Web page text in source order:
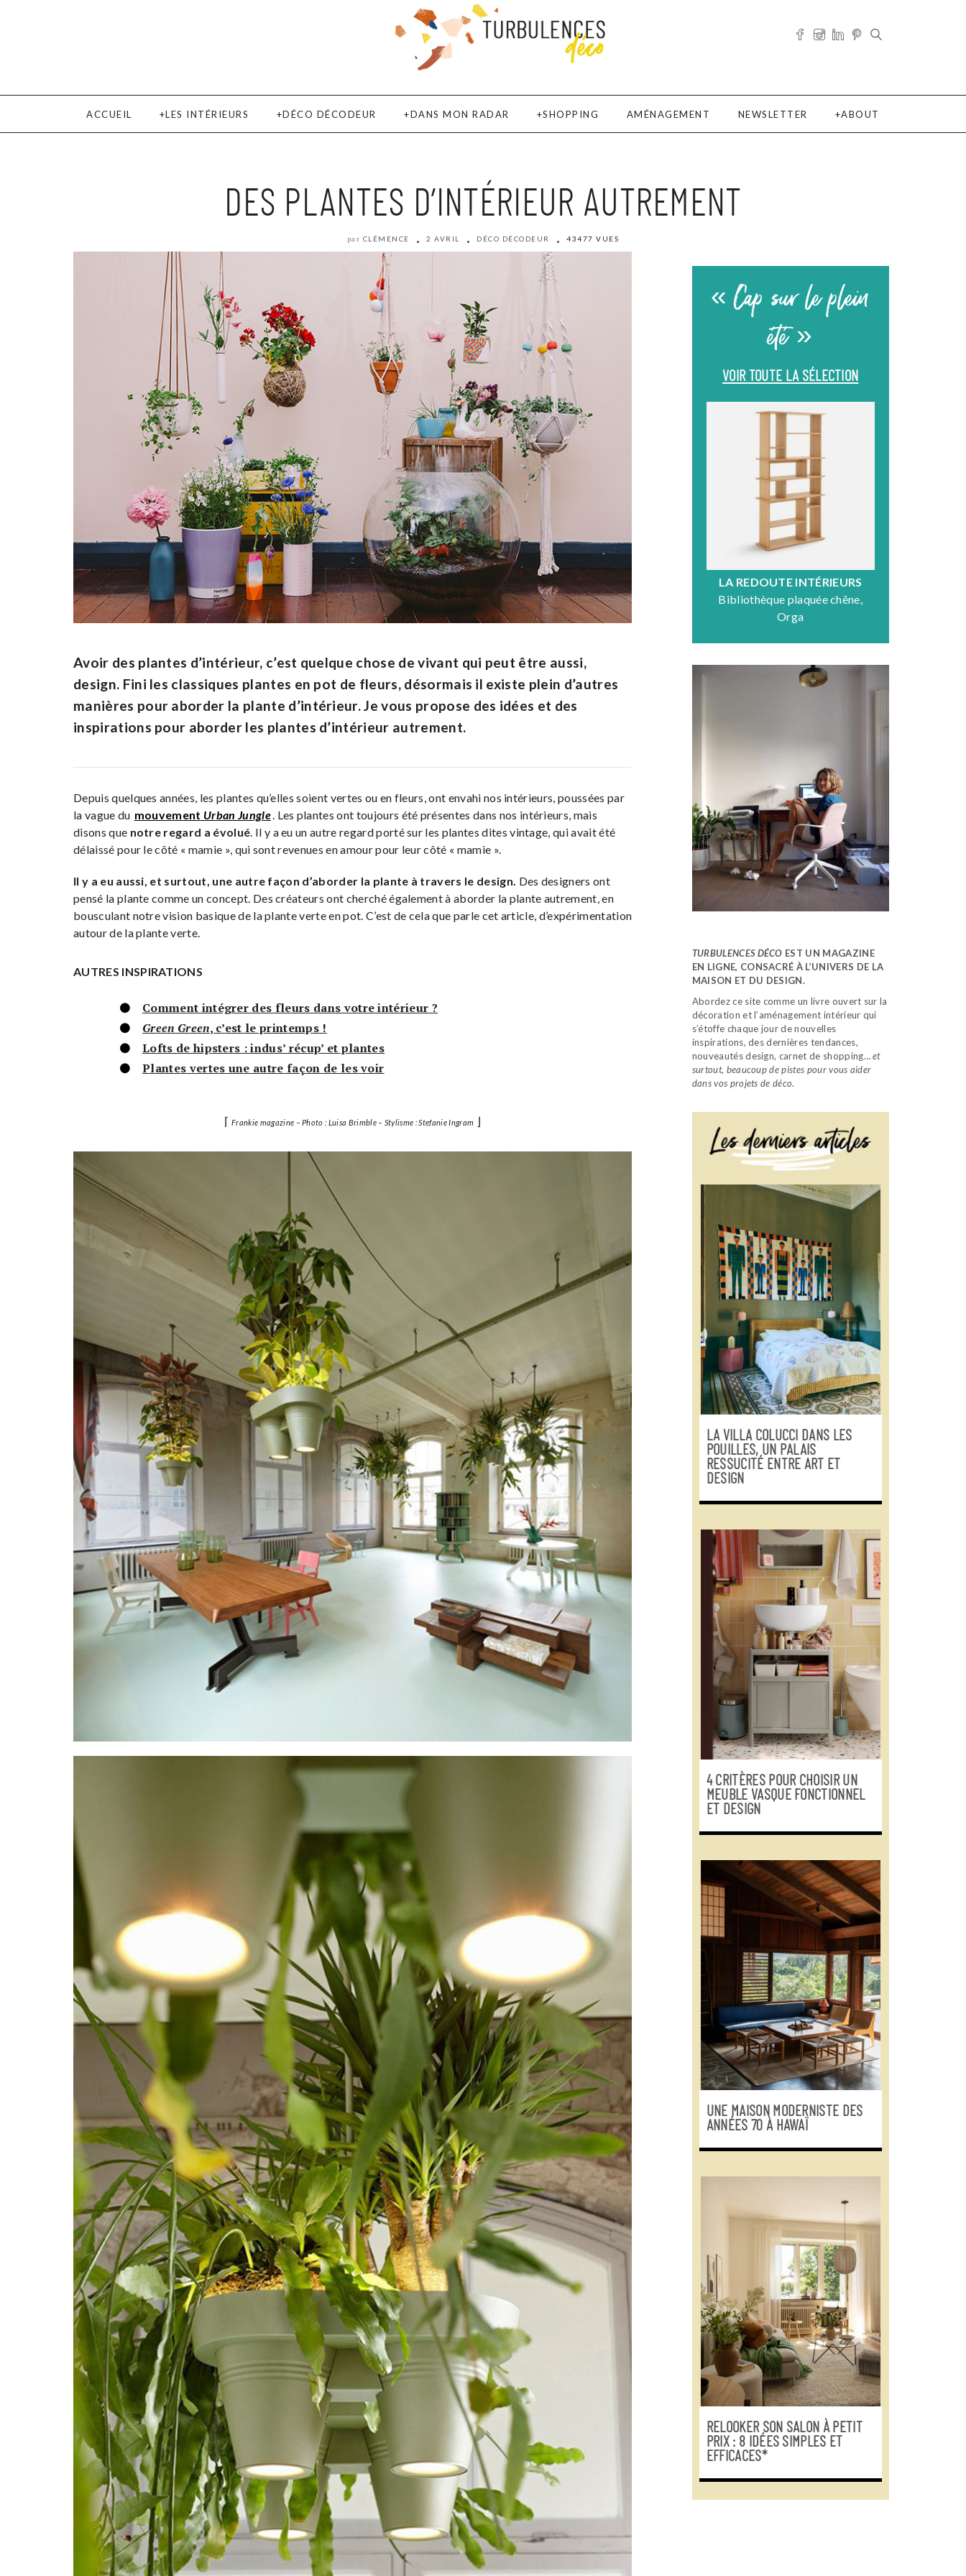
ACCUEIL LES INTÉRIEURS DÉCO DÉCODEUR DANS MON RADAR SHOPPING AMÉNAGEMENT NEWSLETTER ABOUT
DES PLANTES D’INTÉRIEUR AUTREMENT
par CLÉMENCE 2 AVRIL DÉCO DÉCODEUR 43477 VUES
Avoir des plantes d’intérieur, c’est quelque chose de vivant qui peut être aussi,
design. Fini les classiques plantes en pot de fleurs, désormais il existe plein d’autres
manières pour aborder la plante d’intérieur. Je vous propose des idées et des
inspirations pour aborder les plantes d’intérieur autrement.
Depuis quelques années, les plantes qu’elles soient vertes ou en fleurs, ont envahi nos intérieurs, poussées par
la vague du mouvement Urban Jungle. Les plantes ont toujours été présentes dans nos intérieurs, mais
disons que notre regard a évolué. Il y a eu un autre regard porté sur les plantes dites vintage, qui avait été
délaissé pour le côté « mamie », qui sont revenues en amour pour leur côté « mamie ».
Il y a eu aussi, et surtout, une autre façon d’aborder la plante à travers le design. Des designers ont
pensé la plante comme un concept. Des créateurs ont cherché également à aborder la plante autrement, en
bousculant notre vision basique de la plante verte en pot. C’est de cela que parle cet article, d’expérimentation
autour de la plante verte.
AUTRES INSPIRATIONS
Comment intégrer des fleurs dans votre intérieur ?
Green Green, c’est le printemps !
Lofts de hipsters : indus’ récup’ et plantes
Plantes vertes une autre façon de les voir
⌈Frankie magazine – Photo : Luisa Brimble – Stylisme : Stefanie Ingram ⌋
« Cap sur le plein
été »
VOIR TOUTE LA SÉLECTION
LA REDOUTE INTÉRIEURS
Bibliothèque plaquée chêne,
Orga
TURBULENCES DÉCO EST UN MAGAZINE
EN LIGNE, CONSACRÉ À L’UNIVERS DE LA
MAISON ET DU DESIGN.
Abordez ce site comme un livre ouvert sur la
décoration et l’aménagement intérieur qui
s’étoffe chaque jour de nouvelles
inspirations, des dernières tendances,
nouveautés design, carnet de shopping…et
surtout, beaucoup de pistes pour vous aider
dans vos projets de déco.
LA VILLA COLUCCI DANS LES
POUILLES, UN PALAIS
RESSUCITÉ ENTRE ART ET
DESIGN
4 CRITÈRES POUR CHOISIR UN
MEUBLE VASQUE FONCTIONNEL
ET DESIGN
UNE MAISON MODERNISTE DES
ANNÉES 70 À HAWAÏ
RELOOKER SON SALON À PETIT
PRIX : 8 IDÉES SIMPLES ET
EFFICACES*